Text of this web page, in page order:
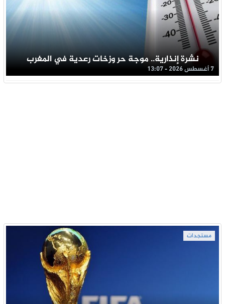
نشرة إنذارية.. موجة حر وزخات رعدية في المغرب
7 أغسطس 2026 - 13:07
مستجدات